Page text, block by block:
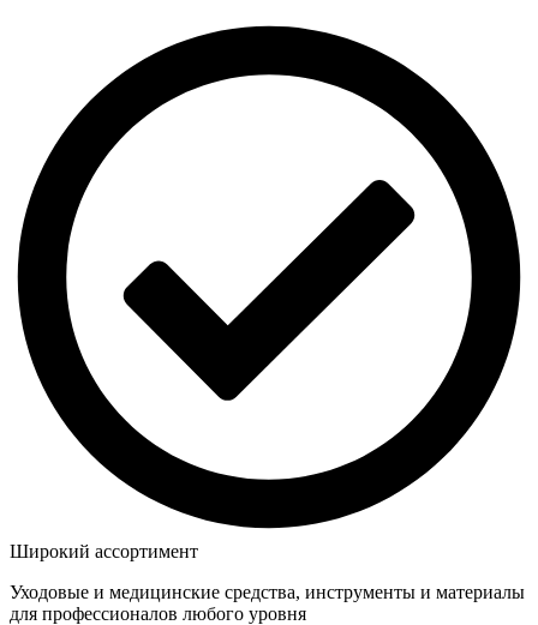
Широкий ассортимент
Уходовые и медицинские средства, инструменты и материалы
для профессионалов любого уровня